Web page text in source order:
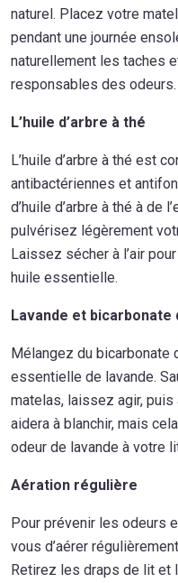
naturel. Placez votre
pendant une journée
naturellement les taches
responsables des odeurs.
L’huile d’arbre à thé
L’huile d’arbre à thé est
antibactériennes et
d’huile d’arbre à thé à de
pulvérisez légèrement
Laissez sécher à l’air
huile essentielle.
Lavande et bicarbonate
Mélangez du bicarbonate
essentielle de lavande.
matelas, laissez agir,
aidera à blanchir, mais
odeur de lavande à votre
Aération régulière
Pour prévenir les odeurs
vous d’aérer
Retirez les draps de lit et